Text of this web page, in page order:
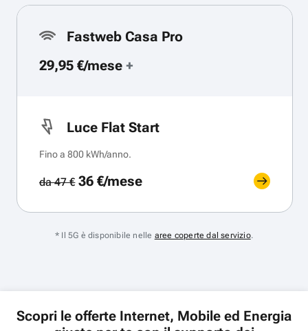
Fastweb Casa Pro
29,95 €/mese +
Luce Flat Start
Fino a 800 kWh/anno.
da 47 €36 €/mese
* Il 5G è disponibile nelle aree coperte dal servizio.
Scopri le offerte Internet, Mobile ed Energia